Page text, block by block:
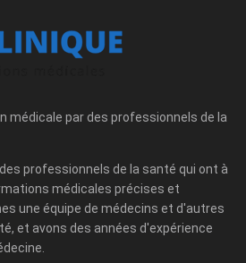
médicale par des professionnels de la
professionnels de la santé qui ont à
médicales précises et
une équipe de médecins et d'autres
et avons des années d'expérience